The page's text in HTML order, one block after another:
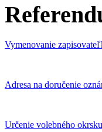
Vymenovanie
Adresa na doručenie
Určenie volebného